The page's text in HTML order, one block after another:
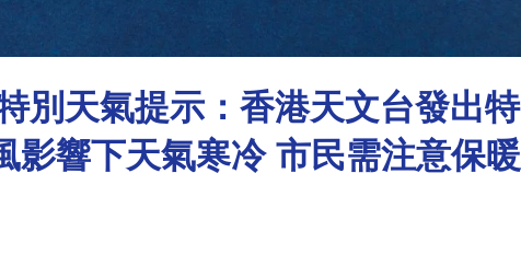
別天氣提示：香港天文台發出特
影響下天氣寒冷 市民需注意保暖